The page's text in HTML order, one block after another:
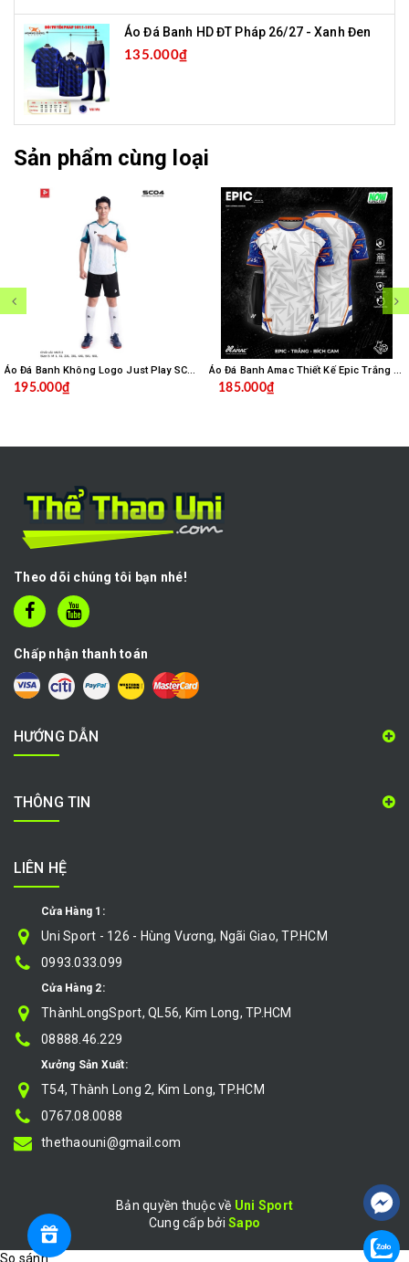
Áo Đá Banh HD ĐT Pháp 26/27 - Xanh Đen
135.000₫
Sản phẩm cùng loại
Áo Đá Banh Không Logo Just Play SC04 - Trắng
195.000₫
Áo Đá Banh Amac Thiết Kế Epic Trắng Bích
185.000₫
Theo dõi chúng tôi bạn nhé!
Chấp nhận thanh toán
HƯỚNG DẪN
THÔNG TIN
LIÊN HỆ
Cửa Hàng 1:
Uni Sport - 126 - Hùng Vương, Ngãi Giao, TP.HCM
0993.033.099
Cửa Hàng 2:
ThànhLongSport, QL56, Kim Long, TP.HCM
08888.46.229
Xưởng Sản Xuất:
T54, Thành Long 2, Kim Long, TP.HCM
0767.08.0088
thethaouni@gmail.com
Bản quyền thuộc về Uni Sport
|
Cung cấp bởiSapo
So sánh